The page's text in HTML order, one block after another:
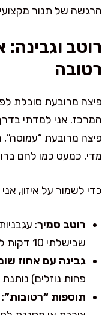
הרגשה של תנור
רוטב וגבינה:
רטובה
פיצה מרובעת סובלת
המרכז. אני למדתי
פיצה מרובעת
מדי, כמעט כמו לחם
כדי לשמור על איזון,
רוטב סמיך:
שבישלתי 10 דקות להורדת נוזלים.
גבינה עם אחוז
פחות נוזלים)
תוספות “רטובות”